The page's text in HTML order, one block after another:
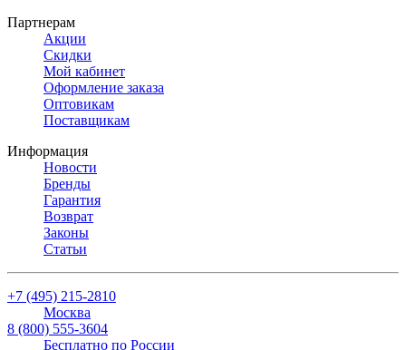
Партнерам
Акции
Скидки
Мой кабинет
Оформление заказа
Оптовикам
Поставщикам
Информация
Новости
Бренды
Гарантия
Возврат
Законы
Статьи
+7 (495) 215-2810
Москва
8 (800) 555-3604
Бесплатно по России